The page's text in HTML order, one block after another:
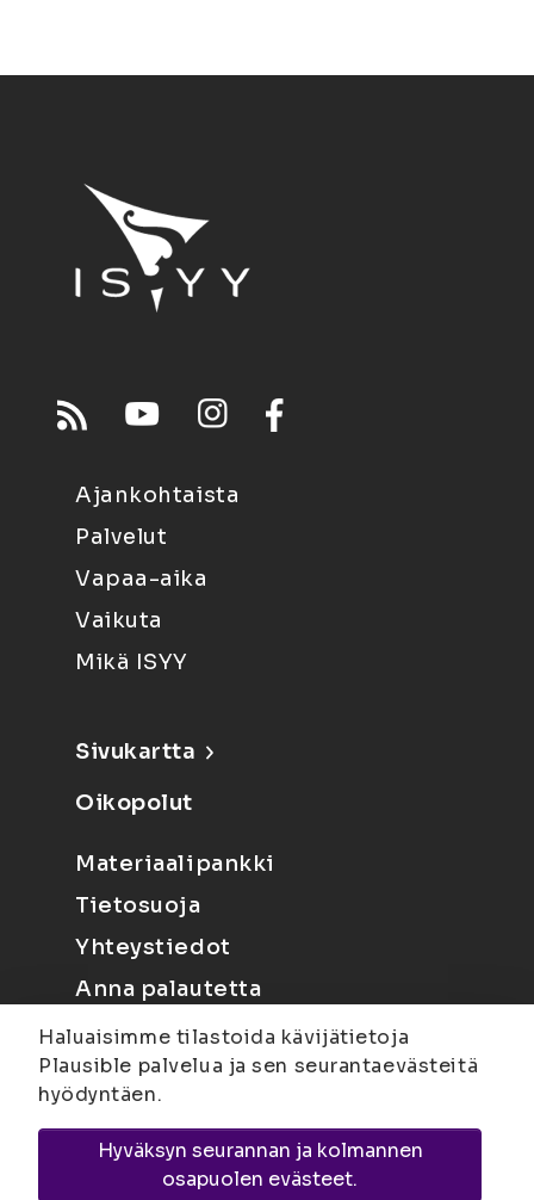
Ajankohtaista
Palvelut
Vapaa-aika
Vaikuta
Mikä ISYY
Sivukartta
Oikopolut
Materiaalipankki
Tietosuoja
Yhteystiedot
Anna palautetta
Joensuu
Suvantokatu 6, 80100 Joensuu |
Haluaisimme tilastoida kävijätietoja
Plausible palvelua ja sen seurantaevästeitä
hyödyntäen.
Hyväksyn seurannan ja kolmannen
osapuolen evästeet.